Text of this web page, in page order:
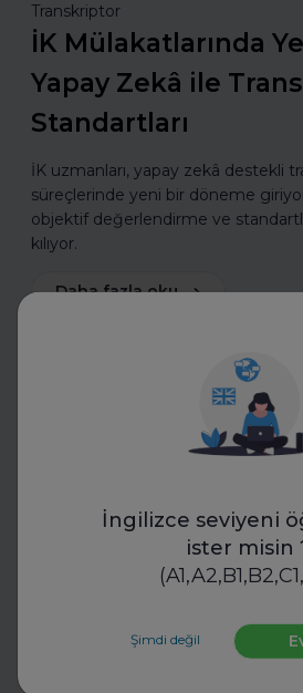
İngilizce seviyeni
ister misin
Şimdi değil
Transkriptor
İK Mülakatlarında
Yapay Zekâ ile
Standartları
İK uzmanları, yapay zekâ destekli
süreçlerinde yeni bir döneme
objektif değerlendirme ve
kılıyor.
Daha fazla oku
Sektörünü ve Departmanını Seç
Uzaktan Çalışanlar
Kullanımı